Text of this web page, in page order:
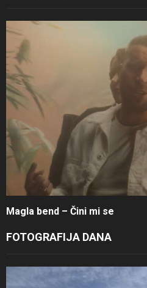
Magla bend – Čini mi se
FOTOGRAFIJA DANA